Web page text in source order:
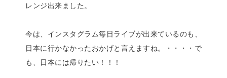
レンジ出来ました。
今は、インスタグラム毎日ライブが出来ているのも、
日本に行かなかったおかげと言えますね。・・・・で
も、日本には帰りたい！！！